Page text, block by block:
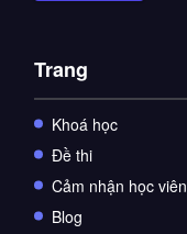
Trang
Khoá học
Đề thi
Cảm nhận học viên
Blog